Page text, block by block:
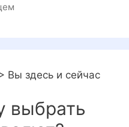
Вы здесь и сейчас
выбрать